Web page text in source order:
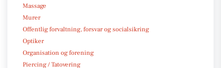
Massage
Murer
Offentlig forvaltning, forsvar og socialsikring
Optiker
Organisation og forening
Piercing / Tatovering